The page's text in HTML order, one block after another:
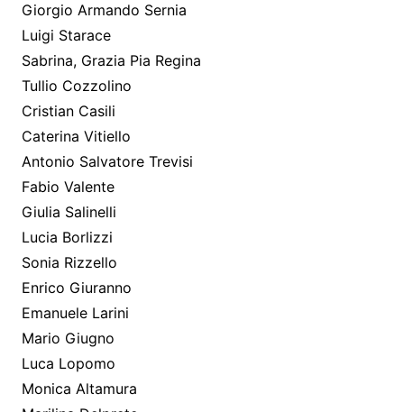
Giorgio Armando Sernia
Luigi Starace
Sabrina, Grazia Pia Regina
Tullio Cozzolino
Cristian Casili
Caterina Vitiello
Antonio Salvatore Trevisi
Fabio Valente
Giulia Salinelli
Lucia Borlizzi
Sonia Rizzello
Enrico Giuranno
Emanuele Larini
Mario Giugno
Luca Lopomo
Monica Altamura